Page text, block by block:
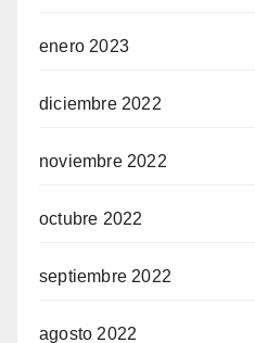
enero 2023
diciembre 2022
noviembre 2022
octubre 2022
septiembre 2022
agosto 2022